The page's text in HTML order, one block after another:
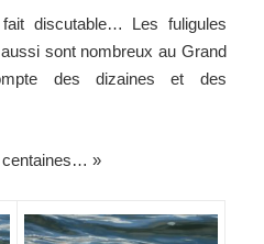
discutable… Les fuligules
sont nombreux au Grand
des dizaines et des
centaines… »